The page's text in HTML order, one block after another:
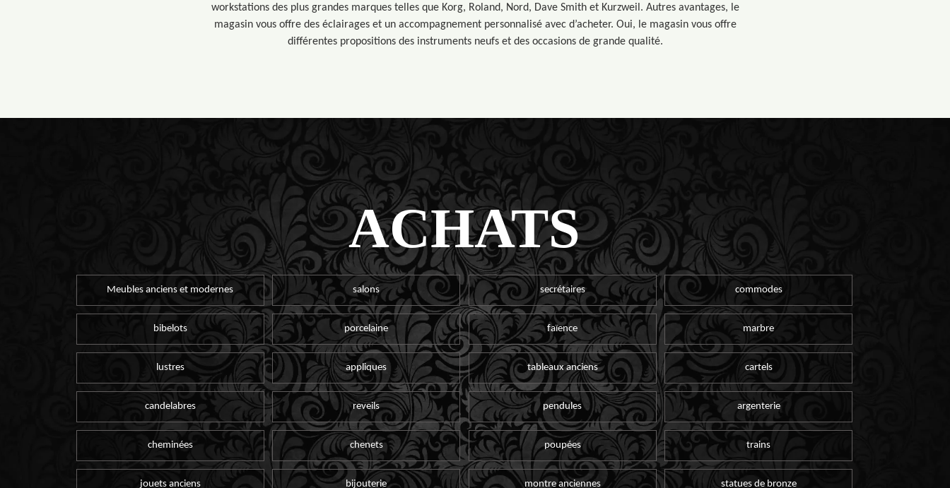
workstations des plus grandes marques telles que Korg, Roland, Nord, Dave Smith et Kurzweil. Autres avantages, le
magasin vous offre des éclairages et un accompagnement personnalisé avec d’acheter. Oui, le magasin vous offre
différentes propositions des instruments neufs et des occasions de grande qualité.
ACHATS
Meubles anciens et modernes salons secrétaires commodes
bibelots porcelaine faïence marbre
lustres appliques tableaux anciens cartels
candelabres reveils pendules argenterie
cheminées chenets poupées trains
jouets anciens bijouterie montre anciennes statues de bronze